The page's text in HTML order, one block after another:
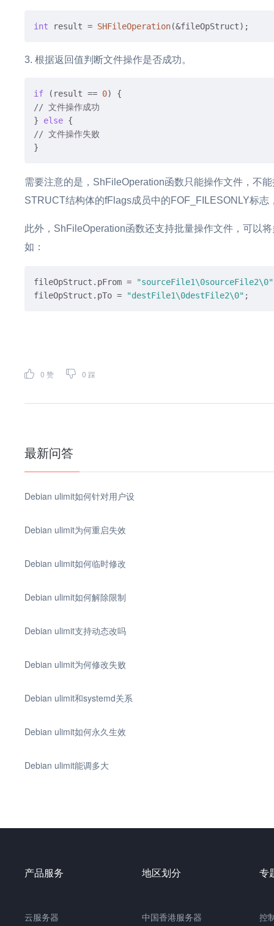
int result = SHFileOperation
根据返回值判断文件操作是否成功。
if (result == 0
// 文件操作成功
} else
// 文件操作失败
需要注意的是，ShFileOperation函数只能操作文件，不
STRUCT结构体的fFlags成员中的FOF_FILESONLY标志
此外，ShFileOperation函数还支持批量操作文件，可以
如：
fileOpStruct.pFrom = "sourceFile1\0sourceFile2\0"
fileOpStruct.pTo = "destFile1\0destFile2\0" ;
0 赞 0 踩
最新问答
Debian ulimit如何针对用户设
Debian ulimit为何重启失效
Debian ulimit如何临时修改
Debian ulimit如何解除限制
Debian ulimit支持动态改吗
Debian ulimit为何修改失败
Debian ulimit和systemd关系
Debian ulimit如何永久生效
Debian ulimit能调多大
产品服务
云服务器
地区划分
中国香港服务器
专
控